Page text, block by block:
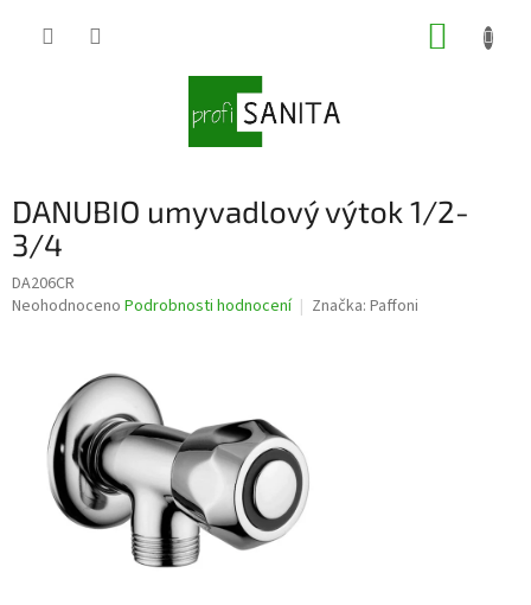
DANUBIO umyvadlový výtok 1/2-
3/4
DA206CR
Průměrné
hvězdiček.
Neohodnoceno Podrobnosti hodnocení Značka: Paffoni